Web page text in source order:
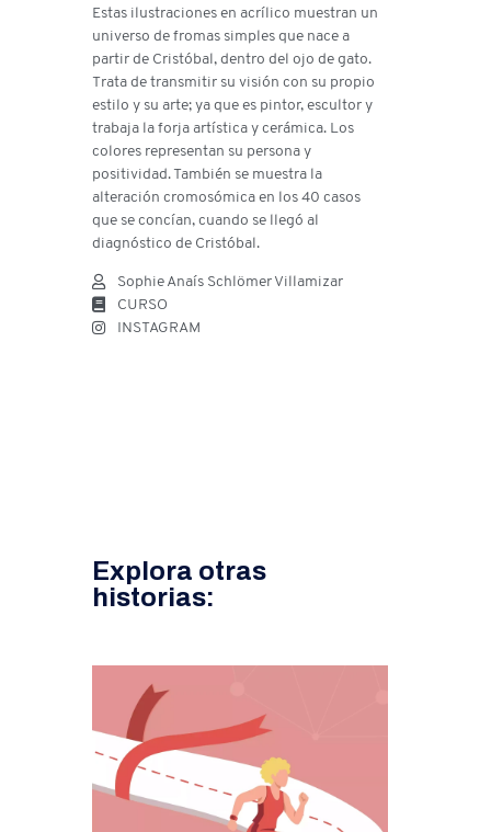
Estas ilustraciones en acrílico muestran un
universo de fromas simples que nace a
partir de Cristóbal, dentro del ojo de gato.
Trata de transmitir su visión con su propio
estilo y su arte; ya que es pintor, escultor y
trabaja la forja artística y cerámica. Los
colores representan su persona y
positividad. También se muestra la
alteración cromosómica en los 40 casos
que se concían, cuando se llegó al
diagnóstico de Cristóbal.
Sophie Anaís Schlömer Villamizar
CURSO
INSTAGRAM
Explora otras
historias: